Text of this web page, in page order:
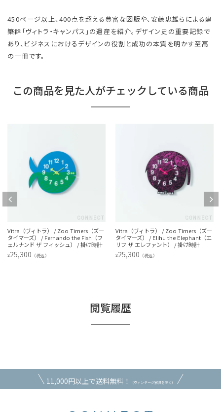
450ページ以上、400点を超える豊富な図版や、安藤忠雄らによる建
築群「ヴィトラ・キャンパス」の遺産を紹介。デザイン史の重要記録で
あり、ビジネスにおけるデザインの役割と成功の本質を明かす至高
の一冊です。
この商品を見た人がチェックしている商品
Vitra（ヴィトラ） / Zoo Timers（ズー
タイマーズ） / Fernando the Fish（フ
ェルナンド ザ フィッシュ） / 掛け時計
¥25,300 （税込）
Vitra（ヴィトラ） / Zoo Timers（ズー
タイマーズ） / Elihu the Elephant（エ
リフ ザ エレファント） / 掛け時計
¥25,300 （税込）
閲覧履歴
11,000円以上で送料無料！ （ヴィンテージ家具を除く）